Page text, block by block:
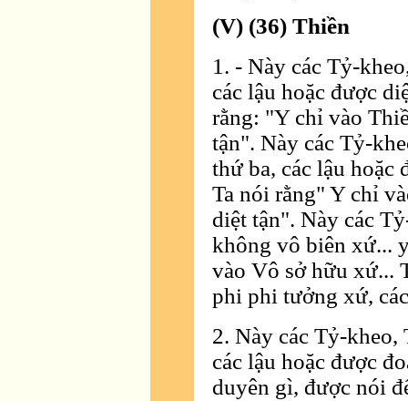
(V) (36) Thiền
1. - Này các Tỷ-
các lậu hoặc được
rằng: "Y chỉ vào
tận". Này các Tỷ-
thứ ba, các lậu hoặc
Ta nói rằng" Y chỉ
diệt tận". Này các
không vô biên xứ...
vào Vô sở hữu xứ...
phi phi tưởng xứ,
2. Này các Tỷ-kheo,
các lậu hoặc được
duyên gì, được nói